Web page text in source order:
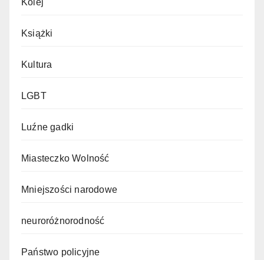
Kolej
Książki
Kultura
LGBT
Luźne gadki
Miasteczko Wolność
Mniejszości narodowe
neuroróżnorodność
Państwo policyjne